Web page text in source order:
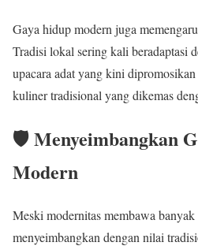
Gaya hidup modern juga
Tradisi lokal sering kali beradaptasi
upacara adat yang kini
kuliner tradisional yang dikemas
🛡️ Menyeimbangkan
Modern
Meski modernitas membawa
menyeimbangkan dengan nilai